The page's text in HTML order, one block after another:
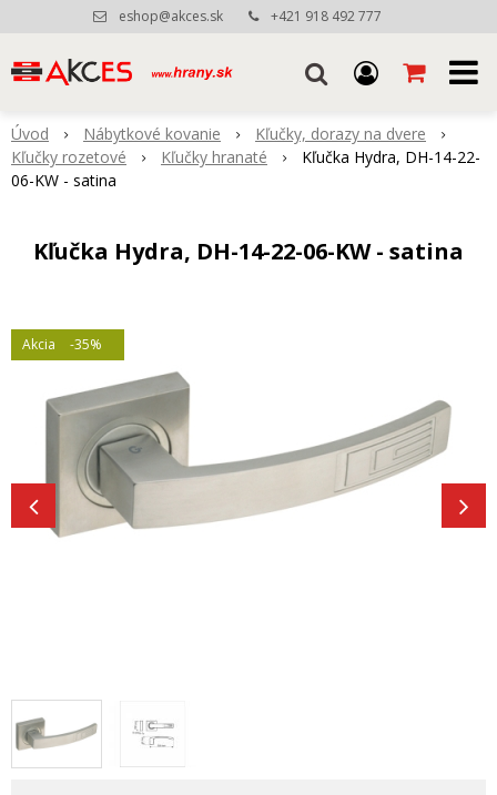
eshop@akces.sk +421 918 492 777
Úvod Nábytkové kovanie
Kľučky, dorazy na dvere
Kľučky rozetové
Kľučky hranaté
Kľučka Hydra, DH-14-22-
06-KW - satina
Kľučka Hydra, DH-14-22-06-KW - satina
Akcia -35%